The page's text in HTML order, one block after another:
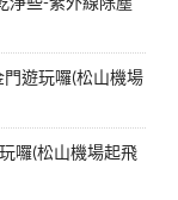
門遊玩囉(松山機場
囉(松山機場起飛